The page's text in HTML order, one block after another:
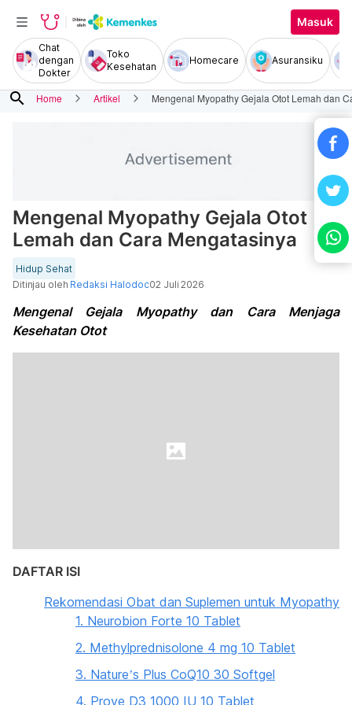
Masuk
Chat
dengan
Dokter
Toko
Kesehatan
Homecare Asuransiku
search Home Artikel Mengenal Myopathy Gejala Otot Lemah dan
Mengenal Myopathy Gejala Otot
Lemah dan Cara Mengatasinya
Hidup Sehat
Ditinjau oleh Redaksi Halodoc02 Juli 2026
Mengenal Gejala Myopathy dan Cara Menjaga
Kesehatan Otot
DAFTAR ISI
Rekomendasi Obat dan Suplemen untuk Myopathy
1. Neurobion Forte 10 Tablet
2. Methylprednisolone 4 mg 10 Tablet
3. Nature’s Plus CoQ10 30 Softgel
4. Prove D3 1000 IU 10 Tablet